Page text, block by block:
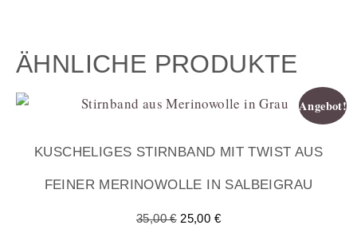
ÄHNLICHE PRODUKTE
Angebot!
KUSCHELIGES STIRNBAND MIT TWIST AUS
FEINER MERINOWOLLE IN SALBEIGRAU
35,00€ 25,00 €